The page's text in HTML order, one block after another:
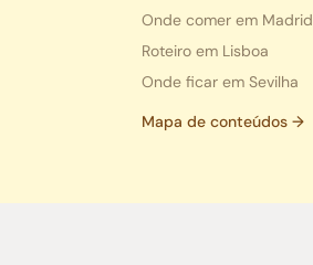
Onde comer em Madrid
Roteiro em Lisboa
Onde ficar em Sevilha
Mapa de conteúdos →